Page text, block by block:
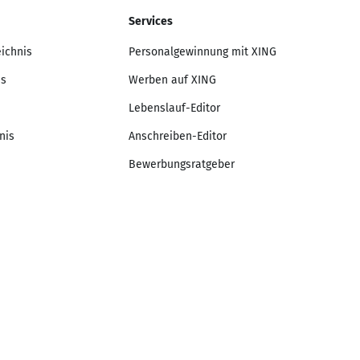
Services
Personalgewinnung mit XING
Werben auf XING
Lebenslauf-Editor
Anschreiben-Editor
Bewerbungsratgeber